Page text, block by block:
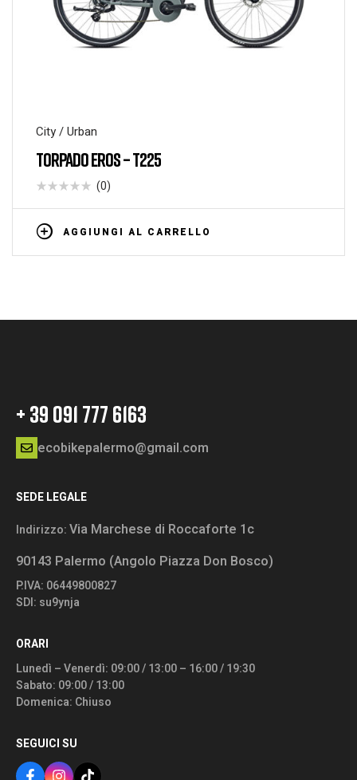
City / Urban
TORPADO EROS – T225
(0)
AGGIUNGI AL CARRELLO
+ 39 091 777 6163
ecobikepalermo@gmail.com
SEDE LEGALE
Indirizzo:Via Marchese di Roccaforte 1c
90143 Palermo (Angolo Piazza Don Bosco)
P.IVA: 06449800827
SDI: su9ynja
ORARI
Lunedì – Venerdì: 09:00 / 13:00 – 16:00 / 19:30
Sabato: 09:00 / 13:00
Domenica: Chiuso
SEGUICI SU